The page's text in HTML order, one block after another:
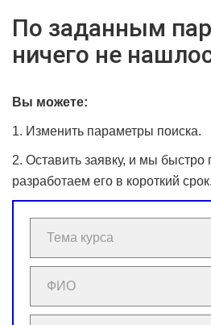
По заданным
ничего не
Вы можете:
1. Изменить параметры поиска.
2. Оставить заявку, и мы быстро
разработаем его в короткий срок.